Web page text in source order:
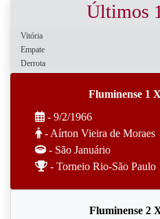
Últimos
Vitória
Empate
Derrota
Fluminense 1
- 9/2/1966
- Aírton Vieira de Moraes
- São Januário
- Torneio Rio-São Paulo
Fluminense 2